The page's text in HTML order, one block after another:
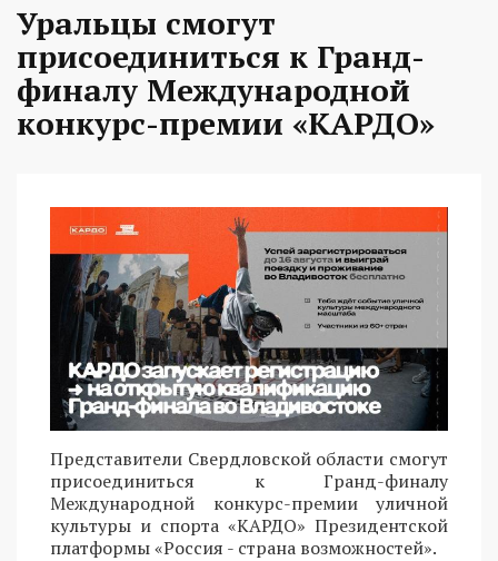
Уральцы смогут
присоединиться к Гранд-
финалу Международной
конкурс-премии «КАРДО»
Представители Свердловской области смогут
присоединиться к Гранд-финалу
Международной конкурс-премии уличной
культуры и спорта «КАРДО» Президентской
платформы «Россия - страна возможностей».